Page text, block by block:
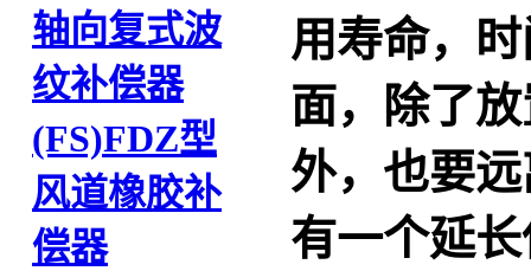
轴向复式波
纹补偿器
(FS)FDZ型
风道橡胶补
偿器
用寿命，
面，除了
外，也要
有一个延